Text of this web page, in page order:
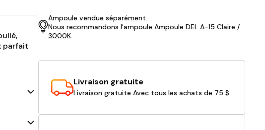
parfait
Ampoule vendue séparément.
Nous recommandons l'ampoule Ampoule DEL A-15 Claire /
3000K.
Livraison gratuite
Livraison gratuite Avec tous les achats de 75 $